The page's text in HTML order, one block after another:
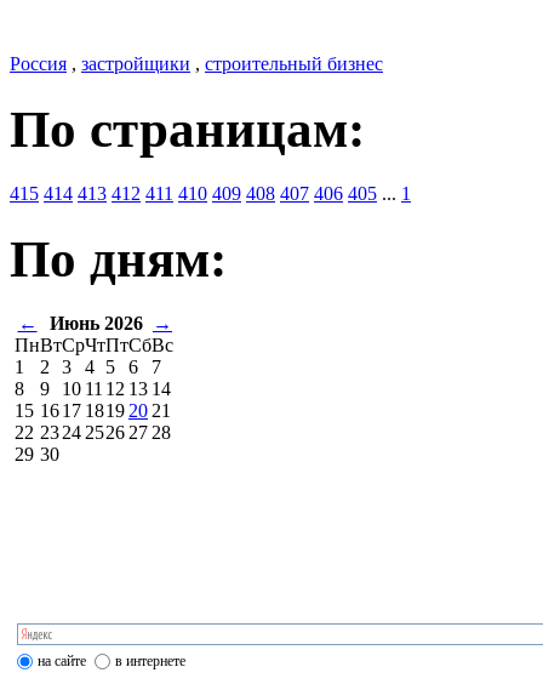
Россия , застройщики , строительный бизнес
По страницам:
415 414 413 412 411 410 409 408 407 406 405 ... 1
По дням:
← Июнь 2026
→
ПнВтСрЧтПтСбВс
1
2 3 4 5 6
7
8
9 10 11 12 13 14
15 1617 1819 20 21
22 2324 2526 27 28
29 30
на сайте в интернете